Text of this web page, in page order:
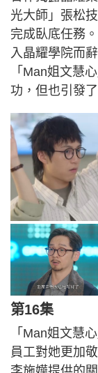
光大師」張松
完成臥底任務
入晶耀學院而
「Man姐文慧
功，但也引發
第16集
「Man姐文慧
員工對她更加